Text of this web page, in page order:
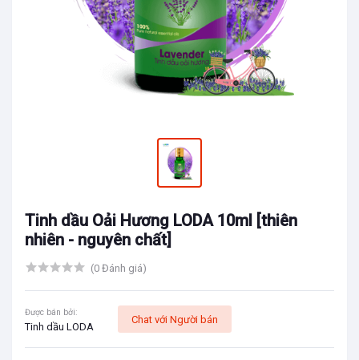
Tinh dầu Oải Hương LODA 10ml [thiên
nhiên - nguyên chất]
(0 Đánh giá)
Được bán bởi:
Tinh dầu LODA
Chat với Người bán